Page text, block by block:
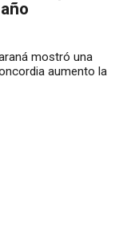
mostró una
aumento la